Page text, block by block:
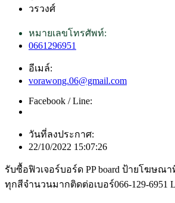
วรวงศ์
หมายเลขโทรศัพท์:
0661296951
อีเมล์:
vorawong.06@gmail.com
Facebook / Line:
วันที่ลงประกาศ:
22/10/2022 15:07:26
รับซื้อฟิวเจอร์บอร์ด PP board ป้ายโฆษณ
ทุกสีจำนวนมากติดต่อเบอร์066-129-6951